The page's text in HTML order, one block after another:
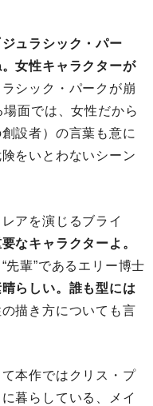
ジュラシック・パー
女性キャラクターが
シック・パークが崩
面では、女性だから
設者）の言葉も意に
をいとわないシーン
アを演じるブライ
なキャラクターよ。
先輩”であるエリー博士
らしい。誰も型には
描き方についても言
本作ではクリス・プ
暮らしている、メイ